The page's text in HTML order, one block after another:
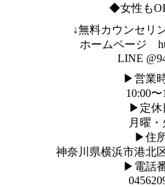
◆女性も
↓無料カウンセリ
ホームページ
LINE
▶︎営業
10:00〜
▶︎定
月曜・
▶︎住
神奈川県横浜市港北
▶︎電話